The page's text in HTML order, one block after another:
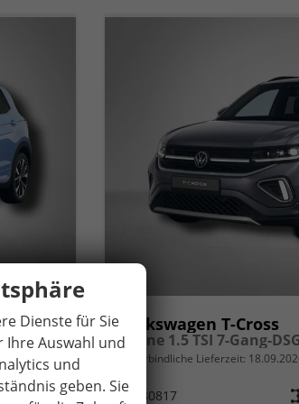
Volkswagen T-Cross
R-Line 1.5 TSI 7-Gang-DSG
unverbindliche Lieferzeit:
Fahrzeugnr. 80817
Dienste für Sie
Auswahl und
und
geben. Sie